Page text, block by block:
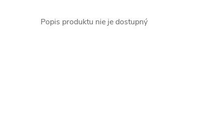
Popis produktu nie je dostupný